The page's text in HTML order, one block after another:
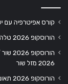
קורס אפיטרפיה עם
הורוסקופ 2026 טלה / תחזית אסטרולוגיה שנתית מזל טלה
2026 מזל שור